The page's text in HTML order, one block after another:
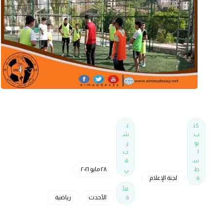
كت
ب
بو
س
ط
ة
لجنة الإعلام
ن
ش
ر
ت
ف
ي
٢٨ مايو ٢٠٢١
فئ
ة
الأحدث رياضية